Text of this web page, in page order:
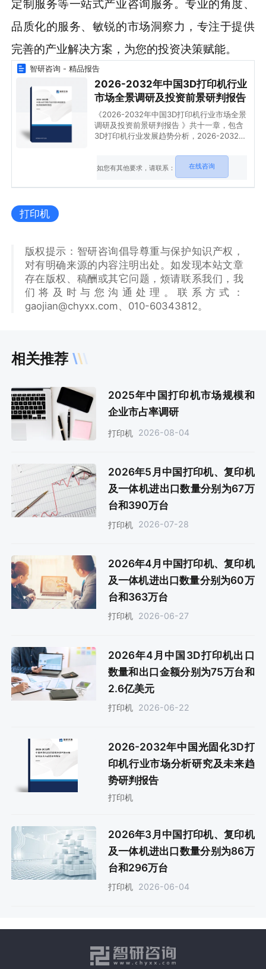
定制服务等一站式产业咨询服务。专业的角度、
品质化的服务、敏锐的市场洞察力，专注于提供
完善的产业解决方案，为您的投资决策赋能。
智研咨询 - 精品报告
2026-2032年中国3D打印机行业
市场全景调研及投资前景研判报告
《2026-2032年中国3D打印机行业市场全景
调研及投资前景研判报告 》共十一章，包含
3D打印机行业发展趋势分析，2026-2032年
结论及发展建议等内容。
如您有其他要求，请联系： 在线咨询
打印机
版权提示：智研咨询倡导尊重与保护知识产权，
对有明确来源的内容注明出处。如发现本站文章
存在版权、稿酬或其它问题，烦请联系我们，我
们将及时与您沟通处理。联系方式：
gaojian@chyxx.com、010-60343812。
相关推荐
2025年中国打印机市场规模和
企业市占率调研
打印机 2026-08-04
2026年5月中国打印机、复印机
及一体机进出口数量分别为67万
台和390万台
打印机 2026-07-28
2026年4月中国打印机、复印机
及一体机进出口数量分别为60万
台和363万台
打印机 2026-06-27
2026年4月中国3D打印机出口
数量和出口金额分别为75万台和
2.6亿美元
打印机 2026-06-22
2026-2032年中国光固化3D打
印机行业市场分析研究及未来趋
势研判报告
打印机
2026年3月中国打印机、复印机
及一体机进出口数量分别为86万
台和296万台
打印机 2026-06-04